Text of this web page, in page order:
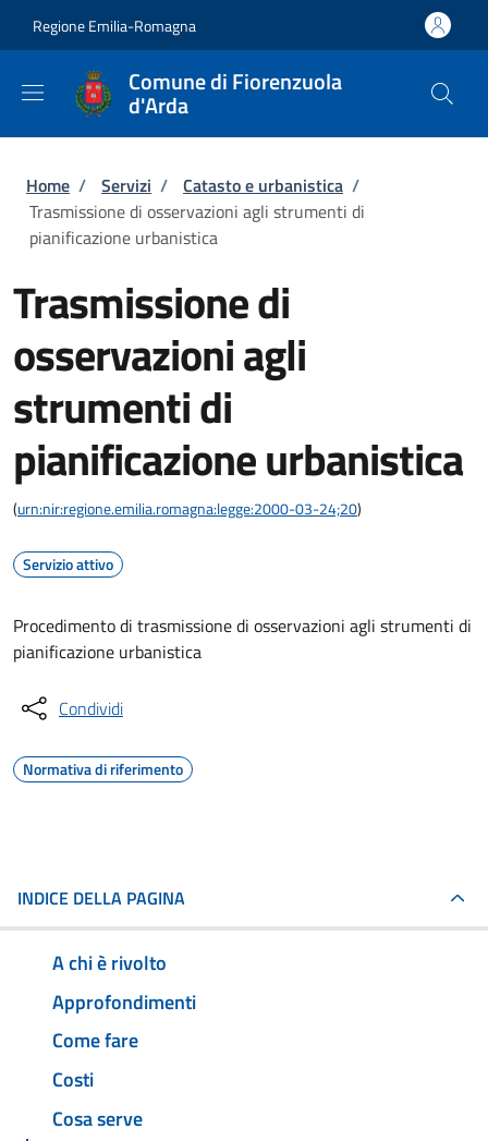
Regione Emilia-Romagna
Comune di Fiorenzuola
d'Arda
Briciole di pane
Home / Servizi / Catasto e urbanistica /
Trasmissione di osservazioni agli strumenti di
pianificazione urbanistica
Trasmissione di
osservazioni agli
strumenti di
pianificazione urbanistica
(urn:nir:regione.emilia.romagna:legge:2000-03-24;20)
Servizio attivo
Procedimento di trasmissione di osservazioni agli strumenti di
pianificazione urbanistica
Condividi
Normativa di riferimento
INDICE DELLA PAGINA
A chi è rivolto
Approfondimenti
Come fare
Costi
Cosa serve